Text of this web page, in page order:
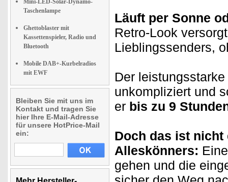
Mini-LED-Solar-Dynamo-
Taschenlampe
Ghettoblaster mit
Kassettenspieler, Radio und
Bluetooth
Mobile DAB+-Kurbelradios
mit EWF
Bleiben Sie mit uns im
Kontakt und tragen Sie
hier Ihre E-Mail-Adresse
für unsere HotPrice-Mail
ein:
Läuft per Sonne
Retro-Look
Lieblingssenders,
Der
unkompliziert und
er bis zu 9
Doch das ist
Alleskönners:
gehen und die